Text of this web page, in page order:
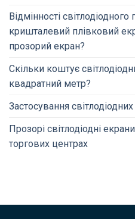
Відмінності
кришталевий плівковий
прозорий екран?
Скільки коштує
квадратний метр?
Застосування
Прозорі світлодіодні
торгових центрах